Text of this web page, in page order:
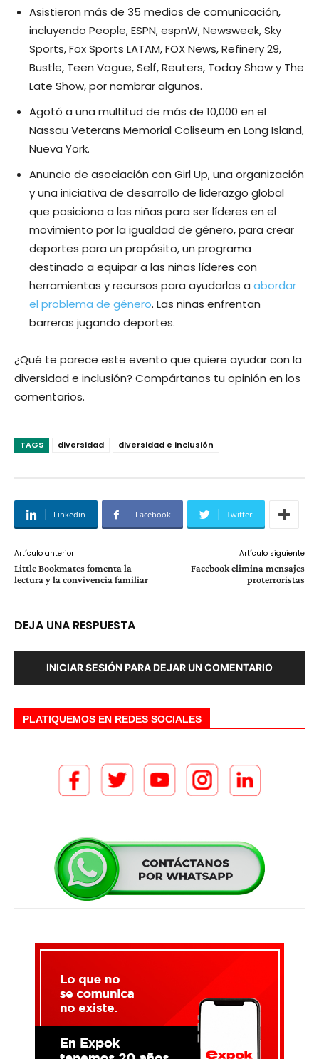
Asistieron más de 35 medios de comunicación,
incluyendo People, ESPN, espnW, Newsweek, Sky
Sports, Fox Sports LATAM, FOX News, Refinery 29,
Bustle, Teen Vogue, Self, Reuters, Today Show y The
Late Show, por nombrar algunos.
Agotó a una multitud de más de 10,000 en el
Nassau Veterans Memorial Coliseum en Long Island,
Nueva York.
Anuncio de asociación con Girl Up, una organización
y una iniciativa de desarrollo de liderazgo global
que posiciona a las niñas para ser líderes en el
movimiento por la igualdad de género, para crear
deportes para un propósito, un programa
destinado a equipar a las niñas líderes con
herramientas y recursos para ayudarlas a abordar
el problema de género. Las niñas enfrentan
barreras jugando deportes.
¿Qué te parece este evento que quiere ayudar con la
diversidad e inclusión? Compártanos tu opinión en los
comentarios.
TAGS diversidad diversidad e inclusión
Linkedin Facebook Twitter
Artículo anterior
Little Bookmates fomenta la
lectura y la convivencia familiar
Artículo siguiente
Facebook elimina mensajes
proterroristas
DEJA UNA RESPUESTA
INICIAR SESIÓN PARA DEJAR UN COMENTARIO
PLATIQUEMOS EN REDES SOCIALES